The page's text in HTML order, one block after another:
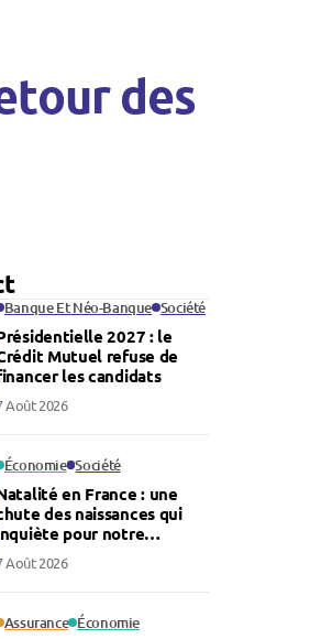
des
Banque Et Néo-Banque Société
2027 : le
Mutuel refuse de
les candidats
Août 2026
Économie Société
en France : une
des naissances qui
pour notre
Août 2026
Assurance Économie